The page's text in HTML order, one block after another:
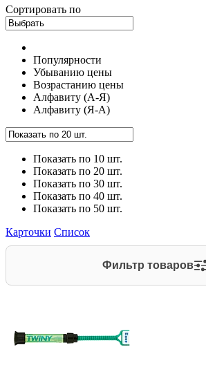
Сортировать по
Популярности
Убыванию цены
Возрастанию цены
Алфавиту (А-Я)
Алфавиту (Я-А)
Показать по 10 шт.
Показать по 20 шт.
Показать по 30 шт.
Показать по 40 шт.
Показать по 50 шт.
Карточки Список
Фильтр товаров